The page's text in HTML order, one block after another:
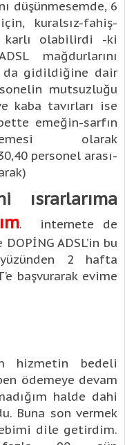
düşünmesemde, 6
kuralsız-fahiş-
karlı olabilirdi -ki
mağdurlarını
da gidildiğine dair
mutsuzluğu
kaba tavırları ise
emeğin-sarfın
olarak
personel arası-
ısrarlarıma
. internete de
ADSL’in bu
2 hafta
başvurarak evime
hizmetin bedeli
ödemeye devam
halde dahi
Buna son vermek
dile getirdim.